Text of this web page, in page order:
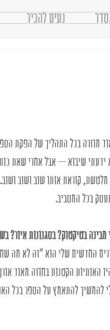
נעים להכיר
מוזרה בכל התהליך של הפקת
שיבוא – אבל אחרי שאת
קוראת אותו שוב ושוב
בכל המסביב.
בטיקטוק? בסגנונות איור?
החדשים שלי הוא "זה לא מה
האותיות הקטנות בחוזה מאוד
להמשיך להתאמץ על הספר בכל